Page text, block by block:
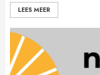
LEES MEER